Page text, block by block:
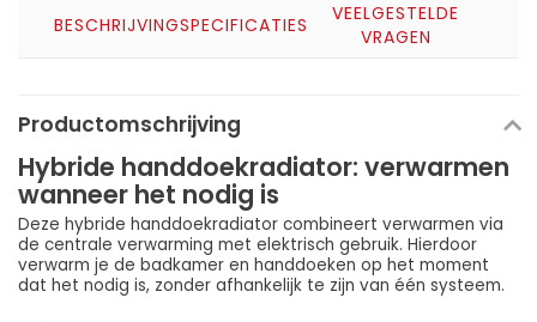
BESCHRIJVINGSPECIFICATIES
VEELGESTELDE
VRAGEN
Productomschrijving
Hybride handdoekradiator: verwarmen
wanneer het nodig is
Deze hybride handdoekradiator combineert verwarmen via
de centrale verwarming met elektrisch gebruik. Hierdoor
verwarm je de badkamer en handdoeken op het moment
dat het nodig is, zonder afhankelijk te zijn van één systeem.